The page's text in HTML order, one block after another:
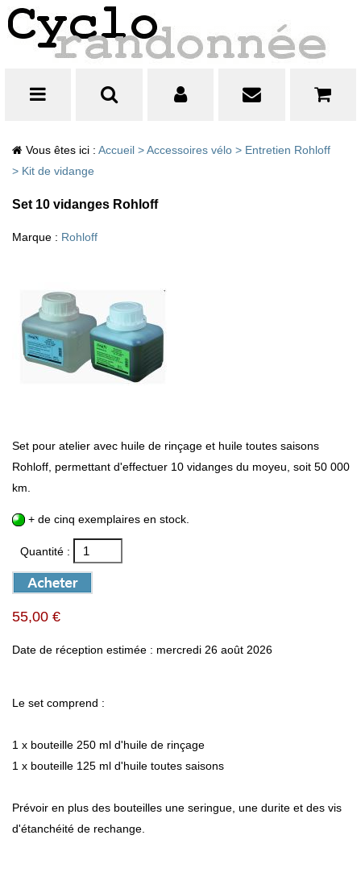
Vous êtes ici : Accueil > Accessoires vélo > Entretien Rohloff
> Kit de vidange
Set 10 vidanges Rohloff
Marque : Rohloff
Set pour atelier avec huile de rinçage et huile toutes saisons
Rohloff, permettant d'effectuer 10 vidanges du moyeu, soit 50 000
km.
+ de cinq exemplaires en stock.
Quantité :
55,00 €
Date de réception estimée : mercredi 26 août 2026
Le set comprend :
1 x bouteille 250 ml d'huile de rinçage
1 x bouteille 125 ml d'huile toutes saisons
Prévoir en plus des bouteilles une seringue, une durite et des vis
d'étanchéité de rechange.